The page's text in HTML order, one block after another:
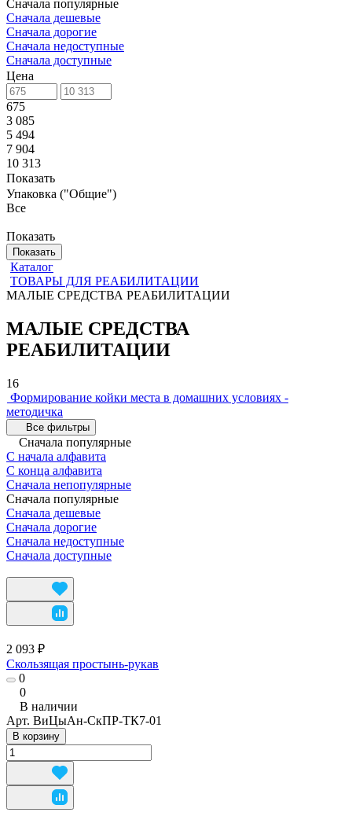
Сначала популярные
Сначала дешевые
Сначала дорогие
Сначала недоступные
Сначала доступные
Цена
675
3 085
5 494
7 904
10 313
Показать
Упаковка ("Общие")
Все
Показать
Показать
Каталог
ТОВАРЫ ДЛЯ РЕАБИЛИТАЦИИ
МАЛЫЕ СРЕДСТВА РЕАБИЛИТАЦИИ
МАЛЫЕ СРЕДСТВА
РЕАБИЛИТАЦИИ
16
Формирование койки места в домашних условиях -
методичка
Все фильтры
Сначала популярные
С начала алфавита
С конца алфавита
Сначала непопулярные
Сначала популярные
Сначала дешевые
Сначала дорогие
Сначала недоступные
Сначала доступные
2 093 ₽
Скользящая простынь-рукав
0
0
В наличии
Арт. ВиЦыАн-СкПР-ТК7-01
В корзину